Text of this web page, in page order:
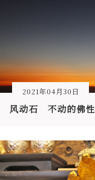
2021年04月30日
风动石 不动的佛性